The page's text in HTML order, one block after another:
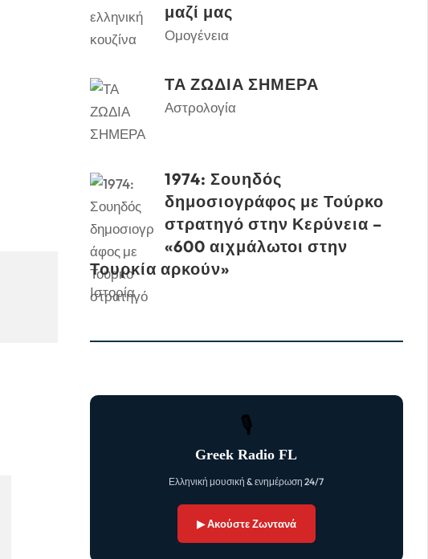
μαζί μας
Ομογένεια
ΤΑ ΖΩΔΙΑ ΣΗΜΕΡΑ
Αστρολογία
1974: Σουηδός
δημοσιογράφος με Τούρκο
στρατηγό στην Κερύνεια –
«600 αιχμάλωτοι στην
Τουρκία αρκούν»
Ιστορία
🎙
Greek Radio FL
Ελληνική μουσική & ενημέρωση 24/7
▶ Ακούστε Ζωντανά